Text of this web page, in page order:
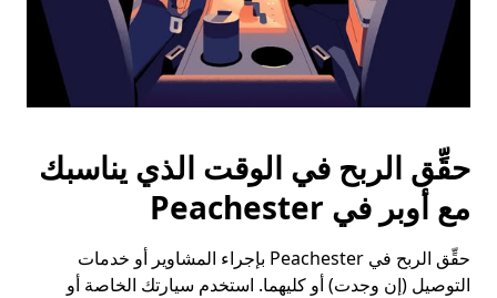
حقِّق الربح في الوقت الذي يناسبك
مع أوبر في Peachester
حقِّق الربح في Peachester بإجراء المشاوير أو خدمات
التوصيل (إن وجدت) أو كليهما. استخدم سيارتك الخاصة أو